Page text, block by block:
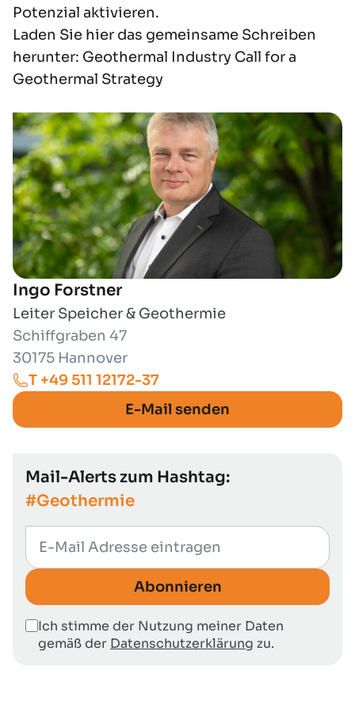
Potenzial aktivieren.
Laden Sie hier das gemeinsame Schreiben
herunter: Geothermal Industry Call for a
Geothermal Strategy
Ingo Forstner
Leiter Speicher & Geothermie
Schiffgraben 47
30175 Hannover
T +49 511 12172-37
E-Mail senden
Mail-Alerts zum Hashtag:
#Geothermie
Abonnieren
Ich stimme der Nutzung meiner Daten
gemäß der Datenschutzerklärung zu.